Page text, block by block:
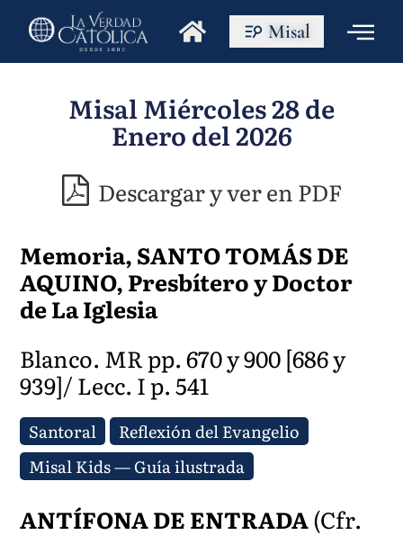
Misal
Misal Miércoles 28 de
Enero del 2026
Descargar y ver en PDF
Memoria, SANTO TOMÁS DE
AQUINO, Presbítero y Doctor
de La Iglesia
Blanco. MR pp. 670 y 900 [686 y
939]/ Lecc. I p. 541
Santoral
Reflexión del Evangelio
Misal Kids — Guía ilustrada
ANTÍFONA DE ENTRADA(Cfr.